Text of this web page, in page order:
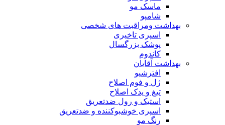
ماسک مو
شامپو
بهداشت ومراقبت های شخصی
اسپری تاخیری
پوشک بزرگسال
کاندوم
بهداشت آقایان
افترشیو
ژل و فوم اصلاح
تیغ و یدک اصلاح
استیک و رول ضدتعریق
اسپری خوشبوکننده و ضدتعریق
رنگ مو